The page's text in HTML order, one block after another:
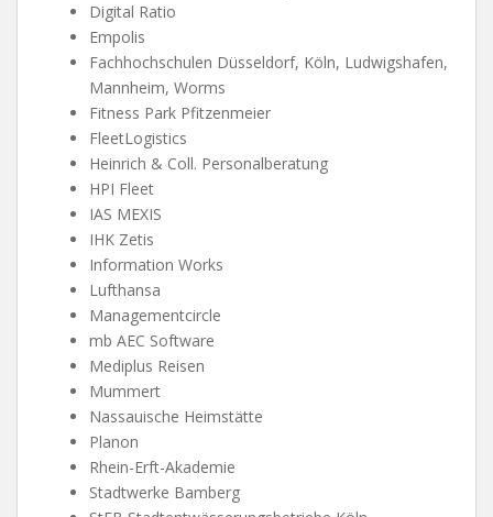
Digital Ratio
Empolis
Fachhochschulen Düsseldorf, Köln, Ludwigshafen,
Mannheim, Worms
Fitness Park Pfitzenmeier
FleetLogistics
Heinrich & Coll. Personalberatung
HPI Fleet
IAS MEXIS
IHK Zetis
Information Works
Lufthansa
Managementcircle
mb AEC Software
Mediplus Reisen
Mummert
Nassauische Heimstätte
Planon
Rhein-Erft-Akademie
Stadtwerke Bamberg